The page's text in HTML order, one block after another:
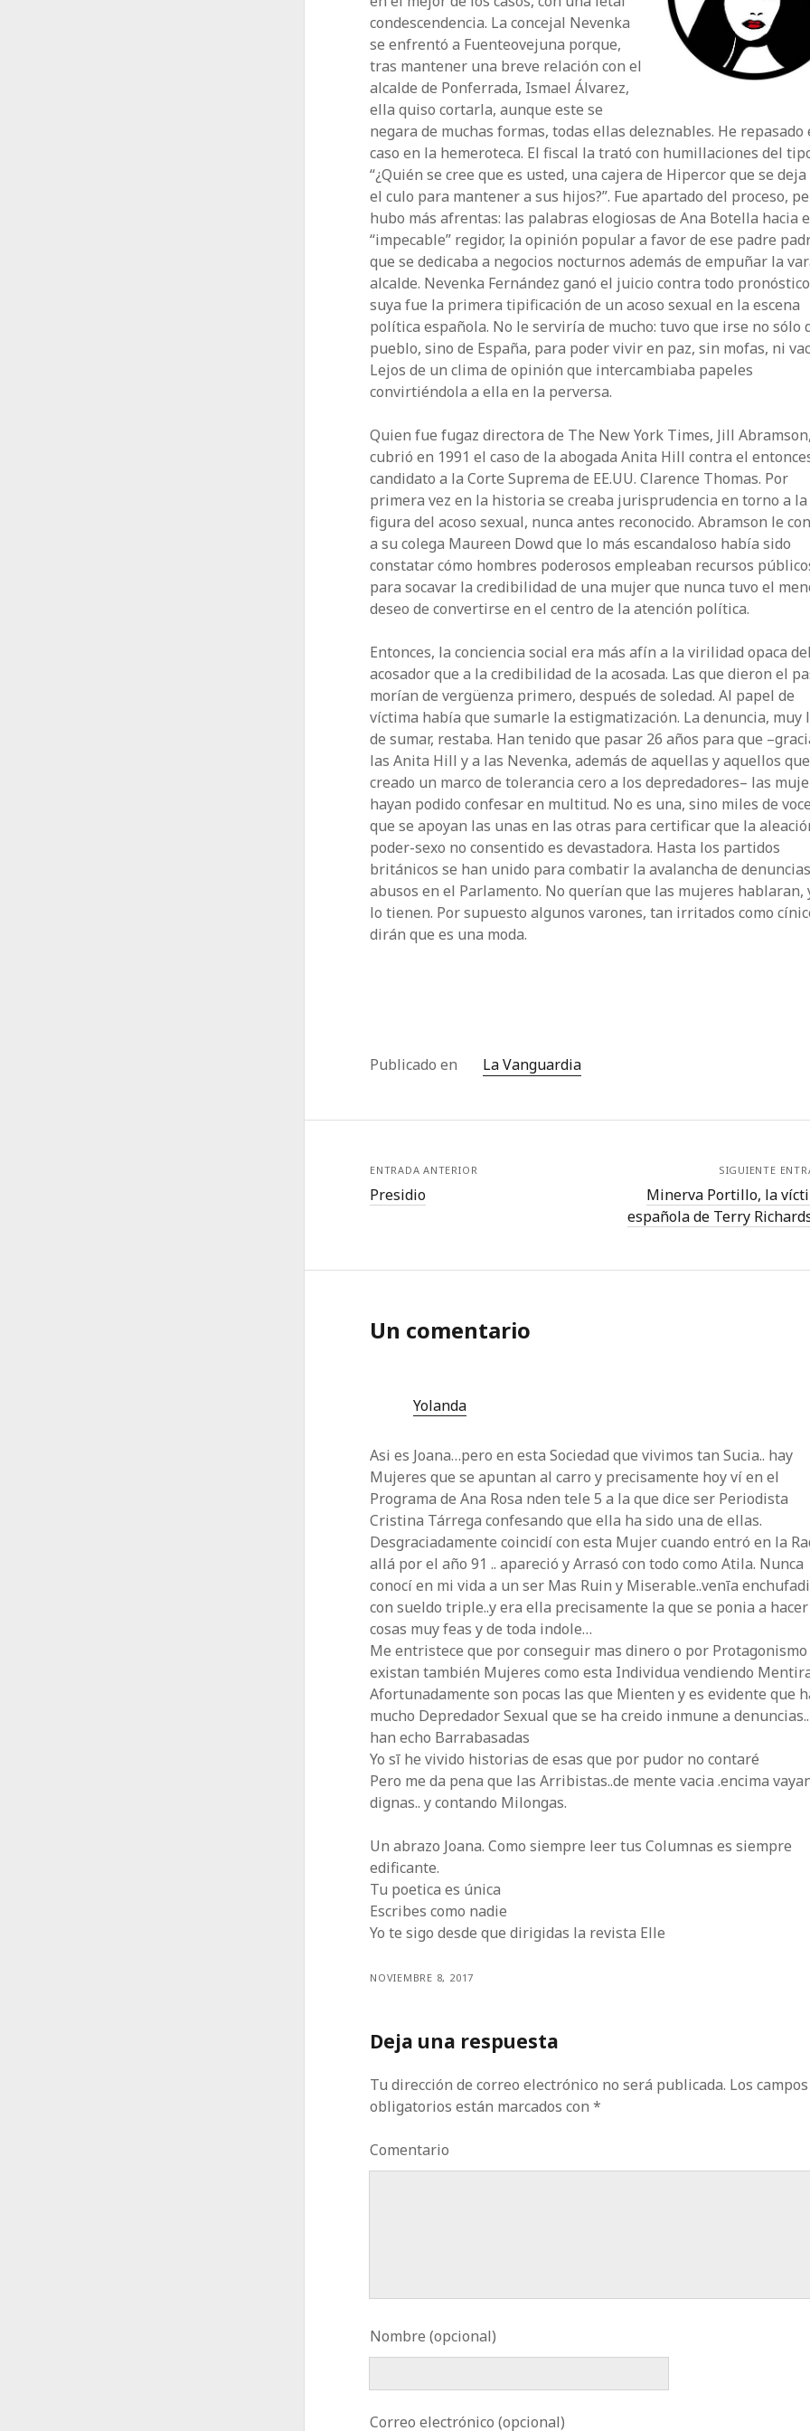
condescendencia. La concejal Nevenka
se enfrentó a Fuenteovejuna porque,
tras mantener una breve relación con el
alcalde de Ponferrada, Ismael Álvarez,
ella quiso cortarla, aunque este se
negara de muchas formas, todas ellas deleznables. He repasado
caso en la hemeroteca. El fiscal la trató con humillaciones del
“¿Quién se cree que es usted, una cajera de Hipercor que se
el culo para mantener a sus hijos?”. Fue apartado del proceso,
hubo más afrentas: las palabras elogiosas de Ana Botella hacia
“impecable” regidor, la opinión popular a favor de ese padre
que se dedicaba a negocios nocturnos además de empuñar la
alcalde. Nevenka Fernández ganó el juicio contra todo
suya fue la primera tipificación de un acoso sexual en la escena
política española. No le serviría de mucho: tuvo que irse no sólo
pueblo, sino de España, para poder vivir en paz, sin mofas, ni
Lejos de un clima de opinión que intercambiaba papeles
convirtiéndola a ella en la perversa.
Quien fue fugaz directora de The New York Times, Jill Abramson,
cubrió en 1991 el caso de la abogada Anita Hill contra el
candidato a la Corte Suprema de EE.UU. Clarence Thomas. Por
primera vez en la historia se creaba jurisprudencia en torno a la
figura del acoso sexual, nunca antes reconocido. Abramson le
a su colega Mau­reen Dowd que lo más escandaloso había sido
constatar cómo hombres poderosos empleaban recursos
para socavar la credibilidad de una mujer que nunca tuvo el
deseo de convertirse en el centro de la atención política.
Entonces, la conciencia social era más afín a la virilidad opaca del
acosador que a la credibilidad de la acosada. Las que dieron el
morían de vergüenza primero, después de soledad. Al papel de
víctima había que sumarle la es­tigmatización. La denuncia, muy
de sumar, restaba. Han tenido que pasar 26 años para que
las Anita Hill y a las Nevenka, además de­ ­aquellas y aquellos
creado un marco de tolerancia cero a los depre­dadores– las
hayan podido confesar en multitud. No es una, sino miles de
que se apoyan las unas en las otras para certificar que la
poder-sexo no consentido es devasta­dora. Hasta los partidos
británicos se han unido para combatir la avalancha de
abusos en el Parlamento. No querían que las mujeres hablaran,
lo tienen. Por supuesto algunos varones, tan irritados como
dirán que es una moda.
Publicado en La Vanguardia
ENTRADA ANTERIOR
Presidio
SIGUIENTE
Minerva Portillo, la
española de Terry
Un comentario
Yolanda
Asi es Joana…pero en esta Sociedad que vivimos tan Sucia.. hay
Mujeres que se apuntan al carro y precisamente hoy ví en el
Programa de Ana Rosa nden tele 5 a la que dice ser Periodista
Cristina Tárrega confesando que ella ha sido una de ellas.
Desgraciadamente coincidí con esta Mujer cuando entró en la
allá por el año 91 .. apareció y Arrasó con todo como Atila. Nunca
conocí en mi vida a un ser Mas Ruin y Miserable..venīa
con sueldo triple..y era ella precisamente la que se ponia a hacer
cosas muy feas y de toda indole…
Me entristece que por conseguir mas dinero o por Protagonismo
existan también Mujeres como esta Individua vendiendo
Afortunadamente son pocas las que Mienten y es evidente que
mucho Depredador Sexual que se ha creido inmune a
han echo Barrabasadas
Yo sī he vivido historias de esas que por pudor no contaré
Pero me da pena que las Arribistas..de mente vacia .encima
dignas.. y contando Milongas.
Un abrazo Joana. Como siempre leer tus Columnas es siempre
edificante.
Tu poetica es única
Escribes como nadie
Yo te sigo desde que dirigidas la revista Elle
NOVIEMBRE 8, 2017
Deja una respuesta
Tu dirección de correo electrónico no será publicada. Los campos
obligatorios están marcados con*
Comentario
Nombre (opcional)
Correo electrónico (opcional)